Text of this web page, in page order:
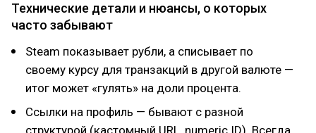
Технические детали и нюансы, о которых
часто забывают
Steam показывает рубли, а списывает по
своему курсу для транзакций в другой валюте —
итог может «гулять» на доли процента.
Ссылки на профиль — бывают с разной
структурой (кастомный URL, numeric ID). Всегда